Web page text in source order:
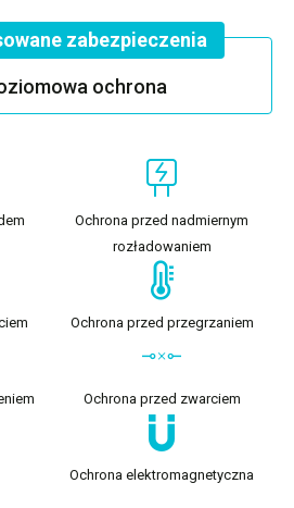
zabezpieczenia
ochrona
Ochrona przed nadmiernym
rozładowaniem
Ochrona przed przegrzaniem
Ochrona przed zwarciem
Ochrona elektromagnetyczna